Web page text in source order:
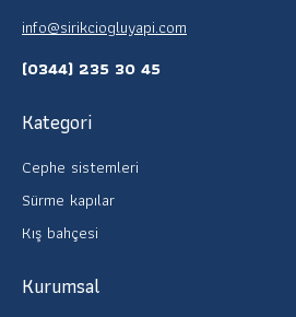
info@sirikciogluyapi.com
(0344) 235 30 45
Kategori
Cephe sistemleri
Sürme kapılar
Kış bahçesi
Kurumsal